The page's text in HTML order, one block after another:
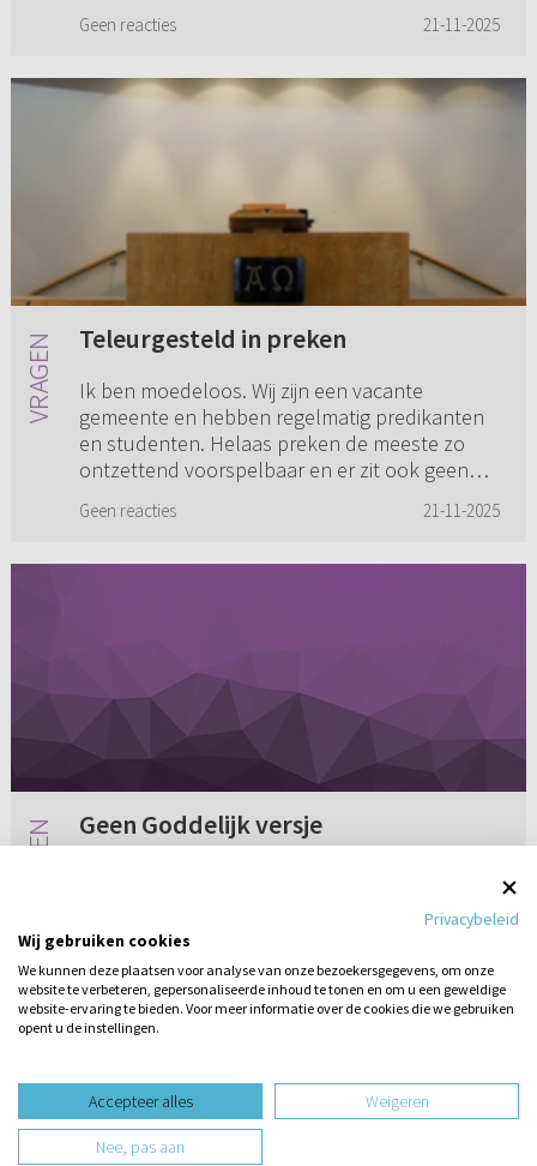
overnachten samen op één kamer....
Geen reacties 21-11-2025
Teleurgesteld in preken
Ik ben moedeloos. Wij zijn een vacante
gemeente en hebben regelmatig predikanten
en studenten. Helaas preken de meeste zo
ontzettend voorspelbaar en er zit ook geen
Geen reacties 21-11-2025
Geen Goddelijk versje
het volgende: "Muziek is in te delen in vier
stukken: wereldse, satanische, Goddelijke en
...", het vierde ben ik even kwij...
Geen reacties 21-11-2003
design website door
website-ontwikkeling door
een vraag
Privacybeleid
Wij gebruiken cookies
We kunnen deze plaatsen voor analyse van onze bezoekersgegevens, om onze
website te verbeteren, gepersonaliseerde inhoud te tonen en om u een geweldige
website-ervaring te bieden. Voor meer informatie over de cookies die we gebruiken
opent u de instellingen.
Accepteer alles Weigeren
Nee, pas aan